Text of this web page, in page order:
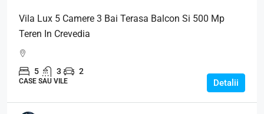
Vila Lux 5 Camere 3 Bai Terasa Balcon Si 500 Mp
Teren In Crevedia
5 3 2
CASE SAU VILE Detalii